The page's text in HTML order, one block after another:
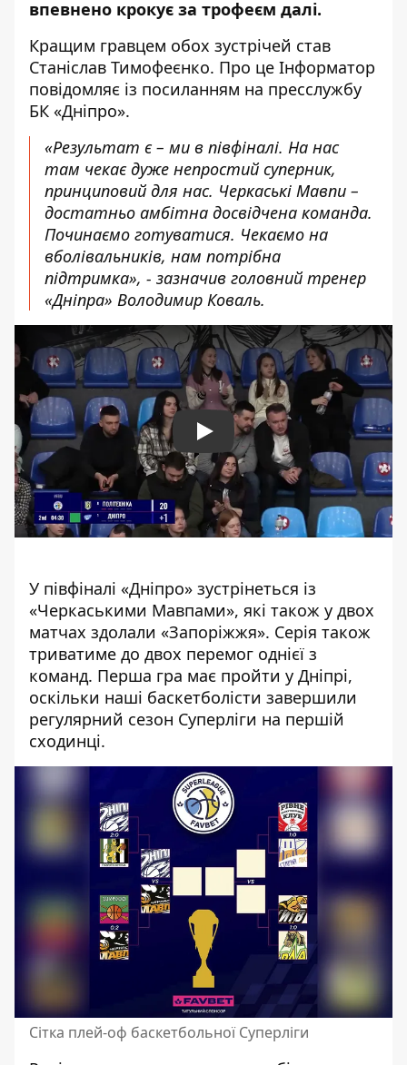
впевнено крокує за трофеєм далі.
Кращим гравцем обох зустрічей став
Станіслав Тимофеєнко. Про це Інформатор
повідомляє із посиланням на пресслужбу
БК «Дніпро».
«Результат є – ми в півфіналі. На нас
там чекає дуже непростий суперник,
принциповий для нас. Черкаські Мавпи –
достатньо амбітна досвідчена команда.
Починаємо готуватися. Чекаємо на
вболівальників, нам потрібна
підтримка», - зазначив головний тренер
«Дніпра» Володимир Коваль.
Play
У півфіналі «Дніпро» зустрінеться із
«Черкаськими Мавпами», які також у двох
матчах здолали «Запоріжжя». Серія також
триватиме до двох перемог однієї з
команд. Перша гра має пройти у Дніпрі,
оскільки наші баскетболісти завершили
регулярний сезон Суперліги на першій
сходинці.
Сітка плей-оф баскетбольної Суперліги